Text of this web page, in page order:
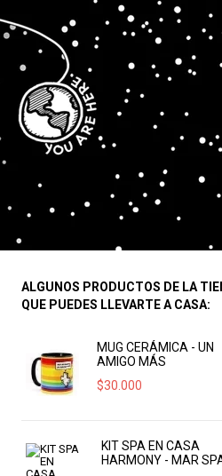
ALGUNOS PRODUCTOS DE LA
QUE PUEDES LLEVARTE A CASA:
MUG CERÁMICA - UN
AMIGO MÁS
$30.000
KIT SPA EN CASA
HARMONY - MAR